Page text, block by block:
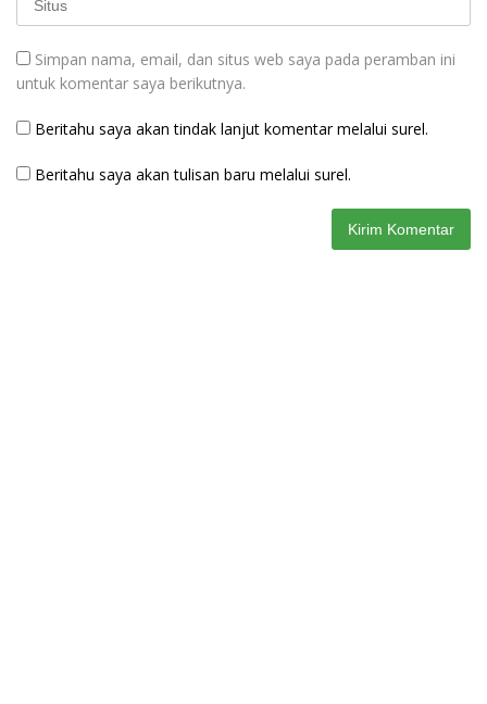
Simpan nama, email, dan situs web saya pada peramban ini
untuk komentar saya berikutnya.
Beritahu saya akan tindak lanjut komentar melalui surel.
Beritahu saya akan tulisan baru melalui surel.